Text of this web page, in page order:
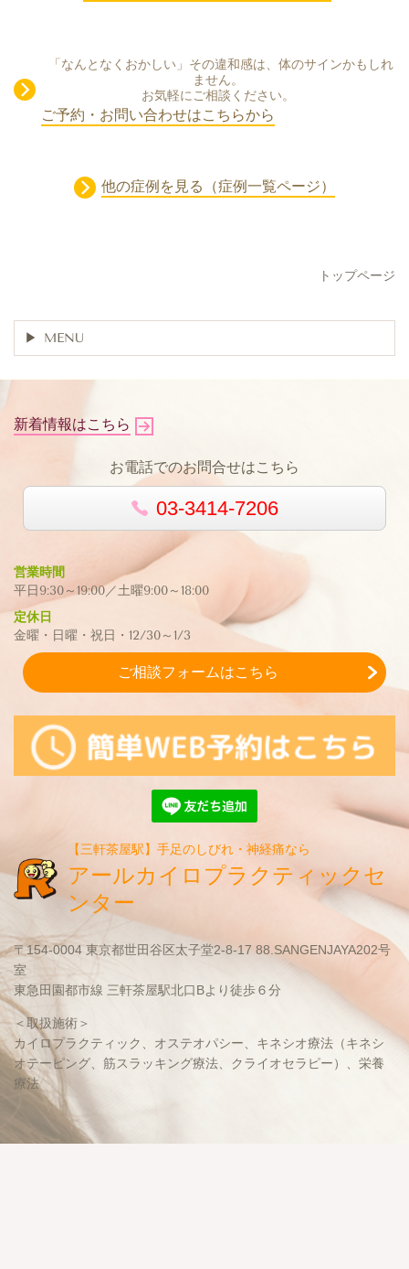
「なんとなくおかしい」その違和感は、体のサインかもしれ
ません。
お気軽にご相談ください。
ご予約・お問い合わせはこちらから
他の症例を見る（症例一覧ページ）
トップページ
MENU
新着情報はこちら
お電話でのお問合せはこちら
03-3414-7206
営業時間
平日9:30～19:00／土曜9:00～18:00
定休日
金曜・日曜・祝日・12/30～1/3
ご相談フォームはこちら
【三軒茶屋駅】手足のしびれ・神経痛なら
アールカイロプラクティックセ
ンター
〒154-0004 東京都世田谷区太子堂2-8-17 88.SANGENJAYA202号
室
東急田園都市線 三軒茶屋駅北口Bより徒歩６分
＜取扱施術＞
カイロプラクティック、オステオパシー、キネシオ療法（キネシ
オテーピング、筋スラッキング療法、クライオセラピー）、栄養
療法